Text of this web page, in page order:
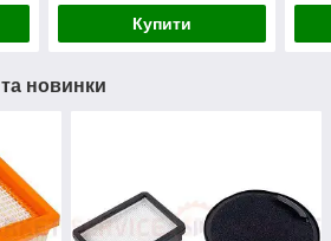
Купити
та новинки